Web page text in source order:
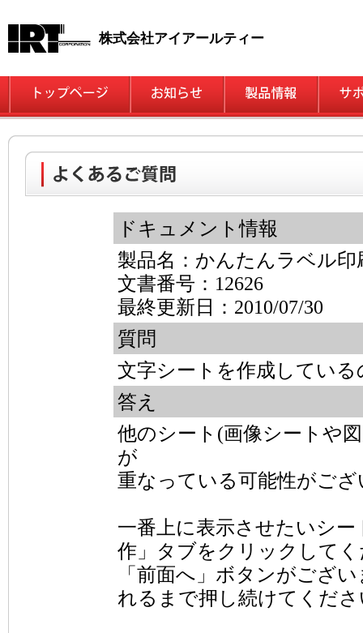
株式会社アイアールティー
ドキュメント情報
製品名：かんたんラベル印
文書番号：12626
最終更新日：2010/07/30
質問
文字シートを作成してい
答え
他のシート(画像シートや
が
重なっている可能性がご
一番上に表示させたいシ
作」タブをクリックして
「前面へ」ボタンがござ
れるまで押し続けてくだ